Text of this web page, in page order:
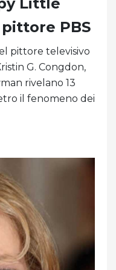
Little
PBS
pittore televisivo
G. Congdon,
rivelano 13
il fenomeno dei